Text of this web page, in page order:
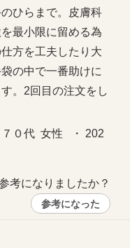
ひらまで。皮膚科
最小限に留める為
方を工夫したり大
の中で一番助けに
。2回目の注文をし
０代  女性   ・ 202
考になりましたか？
参考になった